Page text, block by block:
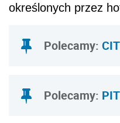
określonych przez
Polecamy:
Polecamy: